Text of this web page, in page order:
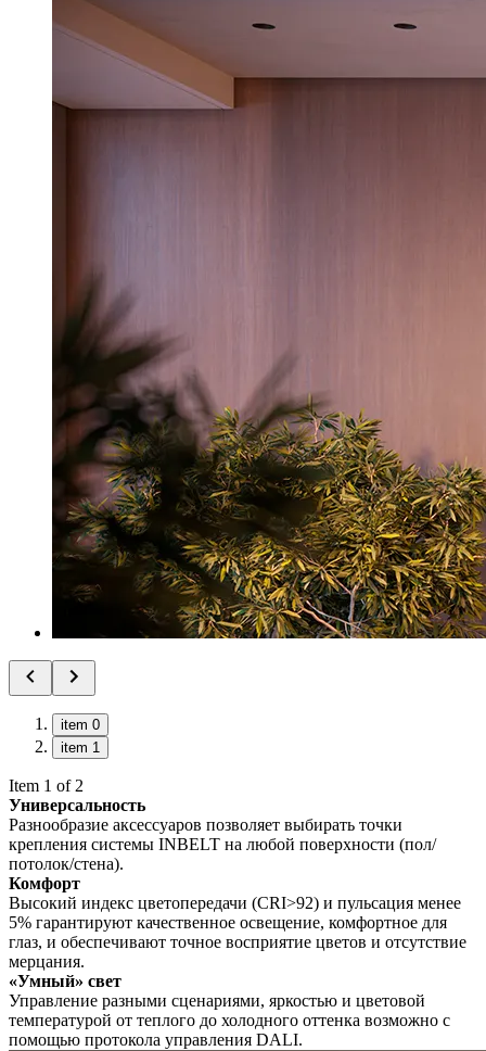
item 0
item 1
Item 1 of 2
Универсальность
Разнообразие аксессуаров позволяет выбирать точки
крепления системы INBELT на любой поверхности (пол/
потолок/стена).
Комфорт
Высокий индекс цветопередачи (CRI>92) и пульсация менее
5% гарантируют качественное освещение, комфортное для
глаз, и обеспечивают точное восприятие цветов и отсутствие
мерцания.
«Умный» свет
Управление разными сценариями, яркостью и цветовой
температурой от теплого до холодного оттенка возможно с
помощью протокола управления DALI.